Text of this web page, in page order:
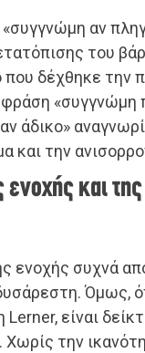
αν
του
δέχθηκε την
«συγγνώμη
άδικο»
και την
ενοχής και
ενοχής συχνά
Όμως,
Lerner, είναι
Χωρίς την